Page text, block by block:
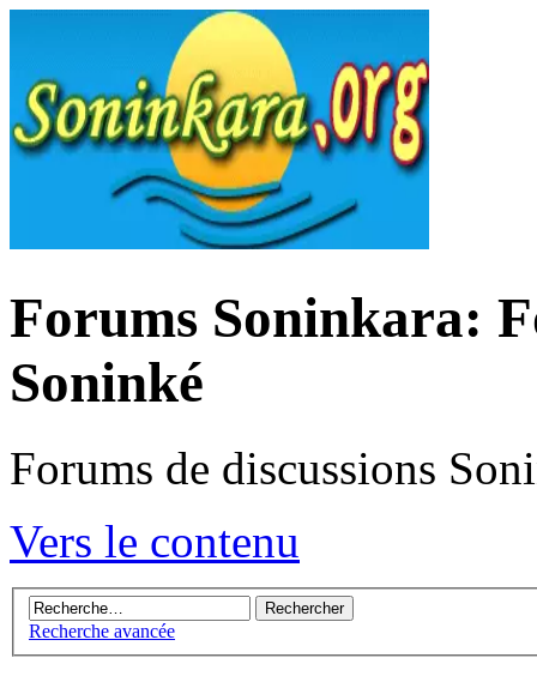
Forums Soninkara:
Soninké
Forums de discussions
Vers le contenu
Recherche avancée